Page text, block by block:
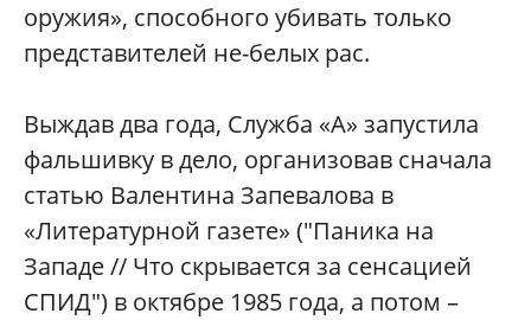
оружия», способного убивать только
представителей не-белых рас.
Выждав два года, Служба «А» запустила
фальшивку в дело, организовав сначала
статью Валентина Запевалова в
«Литературной газете» ("Паника на
Западе // Что скрывается за сенсацией
СПИД") в октябре 1985 года, а потом –